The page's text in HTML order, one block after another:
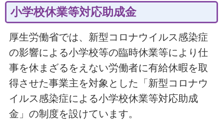
小学校休業等対応助成金
厚生労働省では、新型コロナウイルス感染症
の影響による小学校等の臨時休業等により仕
事を休まざるをえない労働者に有給休暇を取
得させた事業主を対象とした「新型コロナウ
イルス感染症による小学校休業等対応助成
金」の制度を設けています。